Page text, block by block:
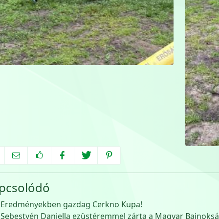
Eredményekben gazdag Cerkno Kupa!
Sebestyén Daniella ezüstéremmel zárta a Magyar